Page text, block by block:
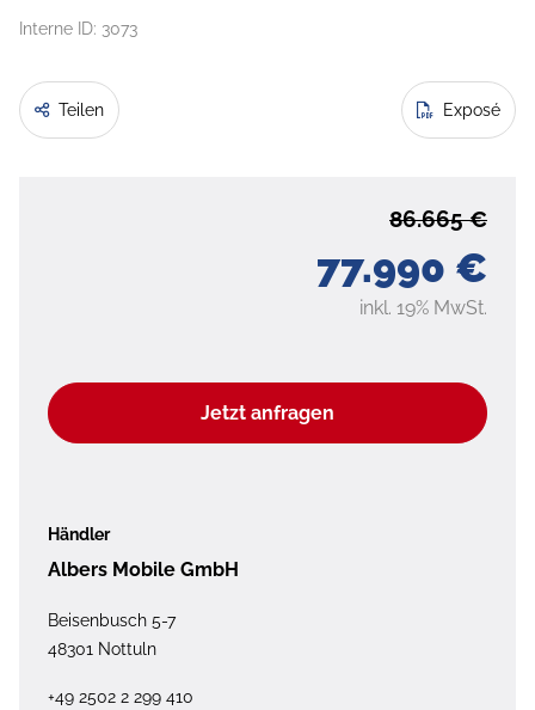
Interne ID: 3073
Teilen Exposé
77.990 €
86.665 €
inkl. 19% MwSt.
Jetzt anfragen
Händler
Albers Mobile GmbH
Beisenbusch 5-7
48301 Nottuln
+49 2502 2 299 410